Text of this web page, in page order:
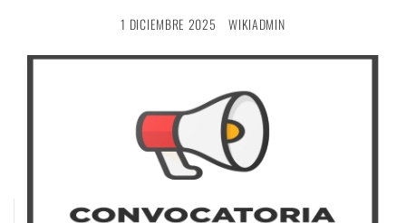
1 DICIEMBRE 2025 WIKIADMIN